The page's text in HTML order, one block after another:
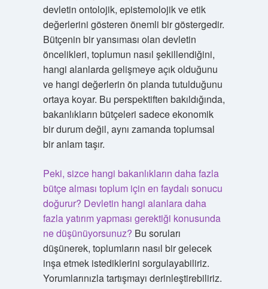
devletin ontolojik, epistemolojik ve etik
değerlerini gösteren önemli bir göstergedir.
Bütçenin bir yansıması olan devletin
öncelikleri, toplumun nasıl şekillendiğini,
hangi alanlarda gelişmeye açık olduğunu
ve hangi değerlerin ön planda tutulduğunu
ortaya koyar. Bu perspektiften bakıldığında,
bakanlıkların bütçeleri sadece ekonomik
bir durum değil, aynı zamanda toplumsal
bir anlam taşır.
Peki, sizce hangi bakanlıkların daha fazla
bütçe alması toplum için en faydalı sonucu
doğurur? Devletin hangi alanlara daha
fazla yatırım yapması gerektiği konusunda
ne düşünüyorsunuz? Bu soruları
düşünerek, toplumların nasıl bir gelecek
inşa etmek istediklerini sorgulayabiliriz.
Yorumlarınızla tartışmayı derinleştirebiliriz.